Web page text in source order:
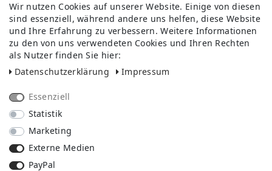
Wir nutzen Cookies auf unserer Website. Einige von diesen
sind essenziell, während andere uns helfen, diese Website
und Ihre Erfahrung zu verbessern. Weitere Informationen
zu den von uns verwendeten Cookies und Ihren Rechten
als Nutzer finden Sie hier:
Daten­schutz­erklärung
Impressum
Essenziell
Statistik
Marketing
Externe Medien
PayPal